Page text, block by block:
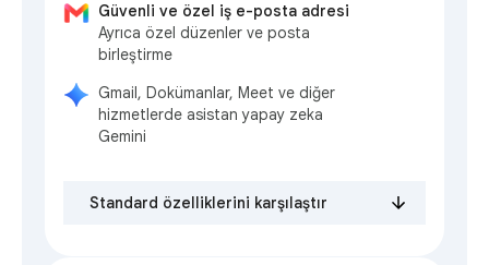
Güvenli ve özel iş e-posta adresi
Ayrıca özel düzenler ve posta
birleştirme
Gmail, Dokümanlar, Meet ve diğer
hizmetlerde asistan yapay zeka
Gemini
Standard özelliklerini karşılaştır